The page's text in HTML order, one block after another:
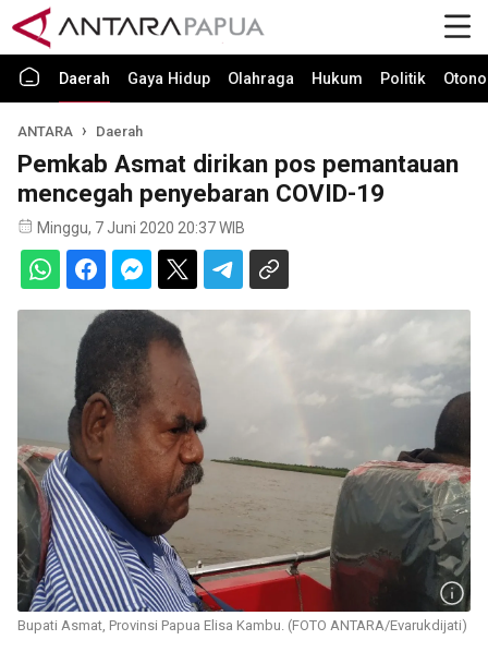
Daerah Gaya Hidup Olahraga Hukum Politik
ANTARA Daerah
Pemkab Asmat dirikan pos pemantauan
mencegah penyebaran COVID-19
Minggu, 7 Juni 2020 20:37 WIB
Bupati Asmat, Provinsi Papua Elisa Kambu. (FOTO ANTARA/Evarukdijati)